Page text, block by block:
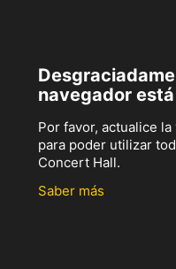
navegador
Por favor, actualice
para poder utilizar
Concert Hall.
Saber más